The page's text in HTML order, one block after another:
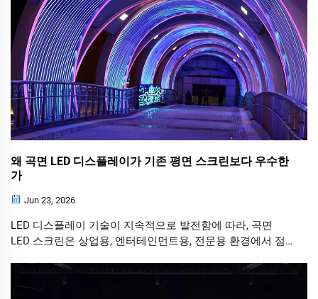
왜 곡면 LED 디스플레이가 기존 평면 스크린보다 우수한
가
Jun 23, 2026
LED 디스플레이 기술이 지속적으로 발전함에 따라, 곡면
LED 스크린은 상업용, 엔터테인먼트용, 전문용 환경에서 점
규모 무대 및 디지털 영화관에 이르기까지, 곡면 LED 디스플
레이는 기존 평면 스크린이 쉽게 따라잡기 어려운 장점을 제